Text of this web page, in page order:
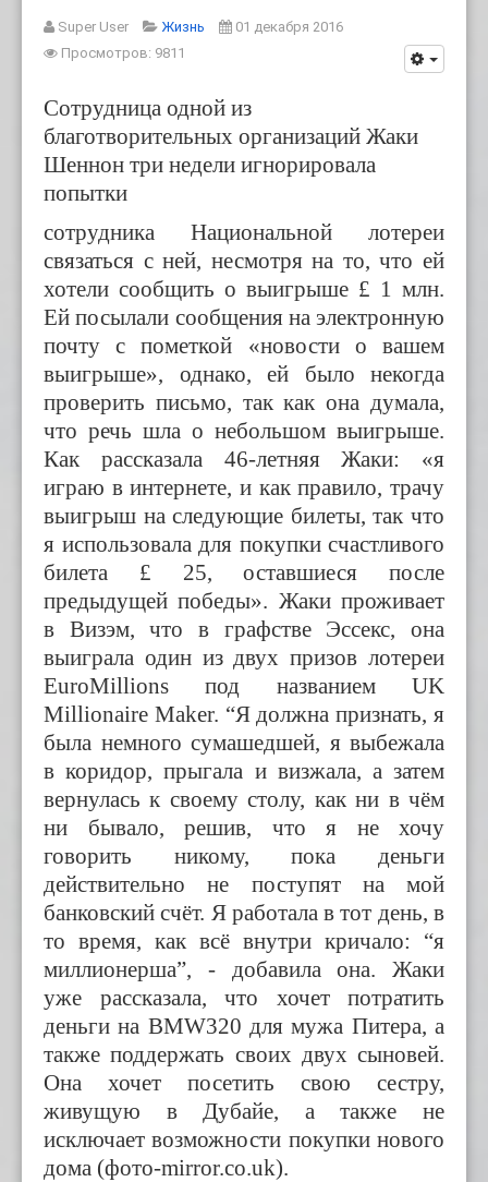
Super User Жизнь
01 декабря 2016
Просмотров: 9811
Сотрудница одной из
благотворительных организаций Жаки
Шеннон три недели игнорировала
попытки
сотрудника Национальной лотереи
связаться с ней, несмотря на то, что ей
хотели сообщить о выигрыше £ 1 млн.
Ей посылали сообщения на электронную
почту с пометкой «новости о вашем
выигрыше», однако, ей было некогда
проверить письмо, так как она думала,
что речь шла о небольшом выигрыше.
Как рассказала 46-летняя Жаки: «я
играю в интернете, и как правило, трачу
выигрыш на следующие билеты, так что
я использовала для покупки счастливого
билета £ 25, оставшиеся после
предыдущей победы». Жаки проживает
в Визэм, что в графстве Эссекс, она
выиграла один из двух призов лотереи
EuroMillions под названием UK
Millionaire Maker. “Я должна признать, я
была немного сумашедшей, я выбежала
в коридор, прыгала и визжала, а затем
вернулась к своему столу, как ни в чём
ни бывало, решив, что я не хочу
говорить никому, пока деньги
действительно не поступят на мой
банковский счёт. Я работала в тот день, в
то время, как всё внутри кричало: “я
миллионерша”, - добавила она. Жаки
уже рассказала, что хочет потратить
деньги на BMW320 для мужа Питера, а
также поддержать своих двух сыновей.
Она хочет посетить свою сестру,
живущую в Дубайе, а также не
исключает возможности покупки нового
дома (фото-mirror.co.uk).